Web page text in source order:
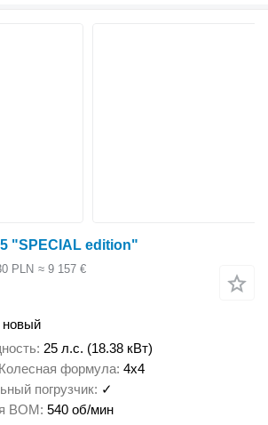
"SPECIAL edition"
PLN ≈ 9 157 €
новый
25 л.с. (18.38 кВт)
Колесная формула 4x4
погрузчик ✓
ВОМ 540 об/мин